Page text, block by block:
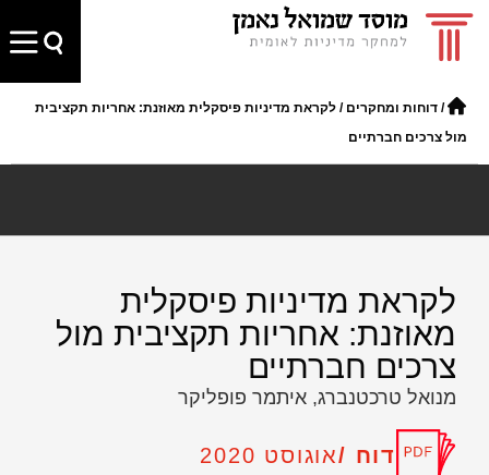
/ דוחות ומחקרים / לקראת מדיניות פיסקלית מאוזנת: אחריות תקציבית
מול צרכים חברתיים
לקראת מדיניות פיסקלית
מאוזנת: אחריות תקציבית מול
צרכים חברתיים
מנואל טרכטנברג, איתמר פופליקר
דוח /אוגוסט 2020